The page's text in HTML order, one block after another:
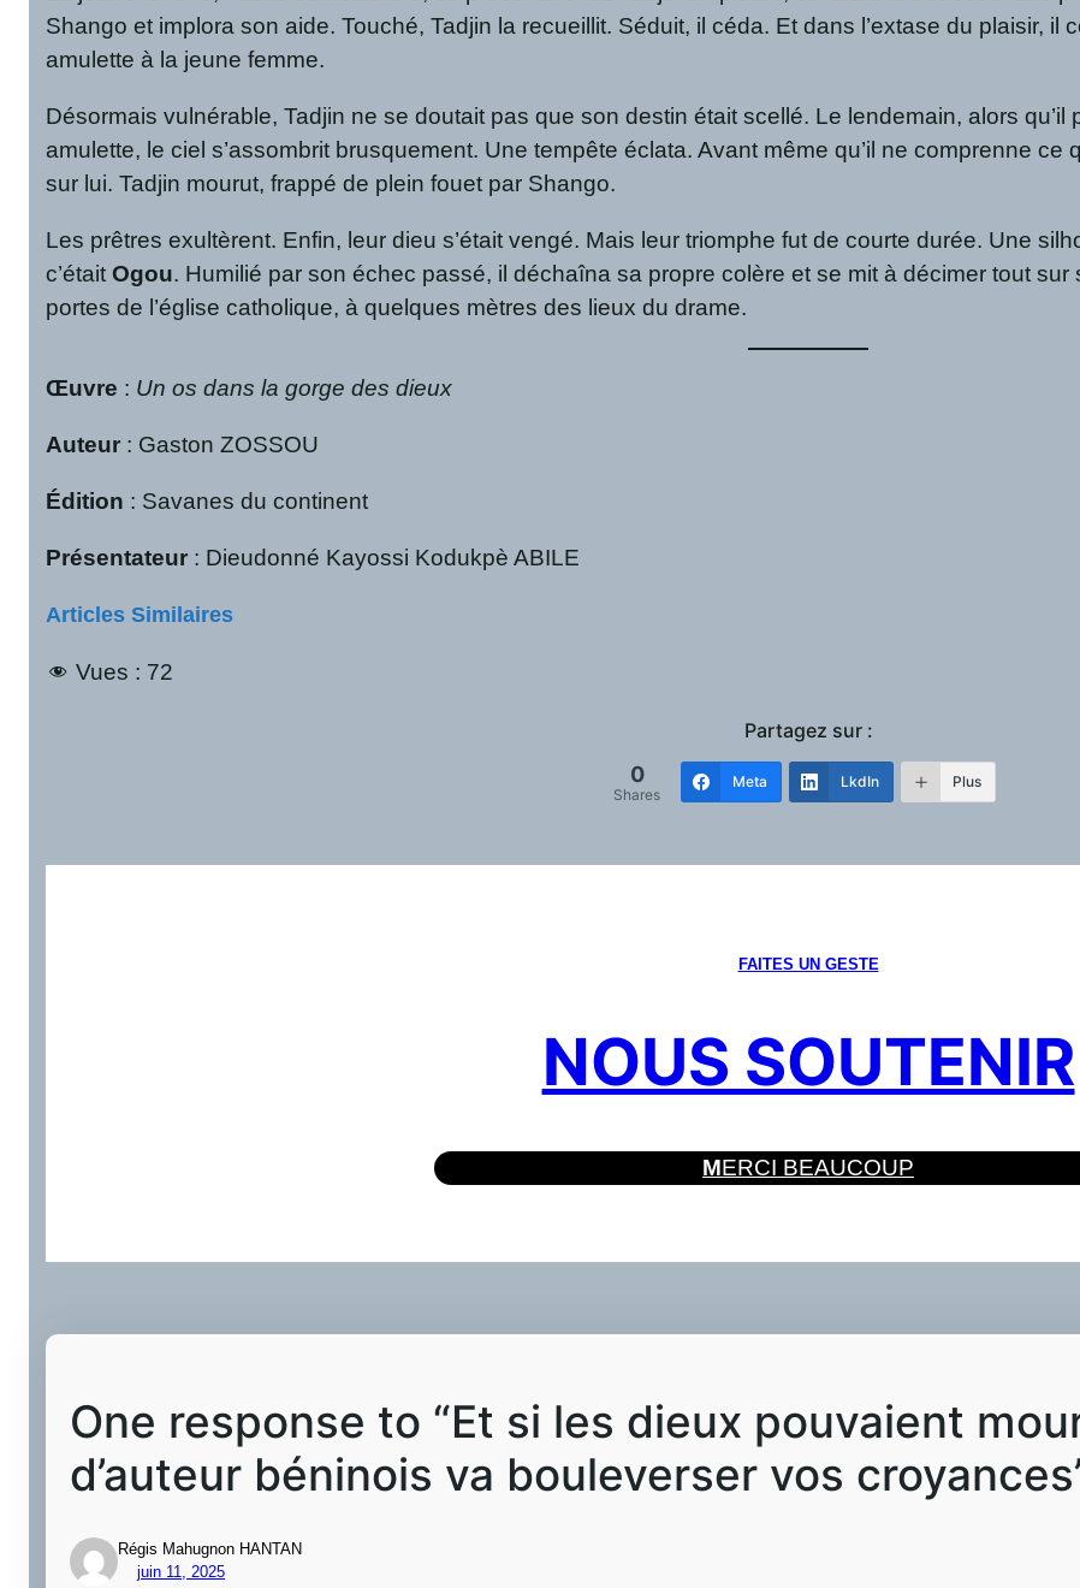
Shango et implora son aide. Touché, Tadjin la recueillit. Séduit, il céda. Et dans l’extase du plaisir, il
amulette à la jeune femme.
Désormais vulnérable, Tadjin ne se doutait pas que son destin était scellé. Le lendemain, alors
amulette, le ciel s’assombrit brusquement. Une tempête éclata. Avant même qu’il ne comprenne ce
sur lui. Tadjin mourut, frappé de plein fouet par Shango.
Les prêtres exultèrent. Enfin, leur dieu s’était vengé. Mais leur triomphe fut de courte durée. Une
c’étaitOgou. Humilié par son échec passé, il déchaîna sa propre colère et se mit à décimer tout sur
portes de l’église catholique, à quelques mètres des lieux du drame.
Œuvre : Un os dans la gorge des dieux
Auteur : Gaston ZOSSOU
Édition : Savanes du continent
Présentateur : Dieudonné Kayossi Kodukpè ABILE
Articles Similaires
Vues : 72
Partagez sur :
0
Shares
Meta LkdIn Plus
FAITES UN GESTE
NOUS SOUTENIR
MERCI BEAUCOUP
One response to “Et si les dieux pouvaient
d’auteur béninois va bouleverser vos
Régis Mahugnon HANTAN
juin 11, 2025